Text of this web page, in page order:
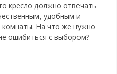
кресло должно отвечать
удобным и
комнаты. На что же нужно
ошибиться с выбором?